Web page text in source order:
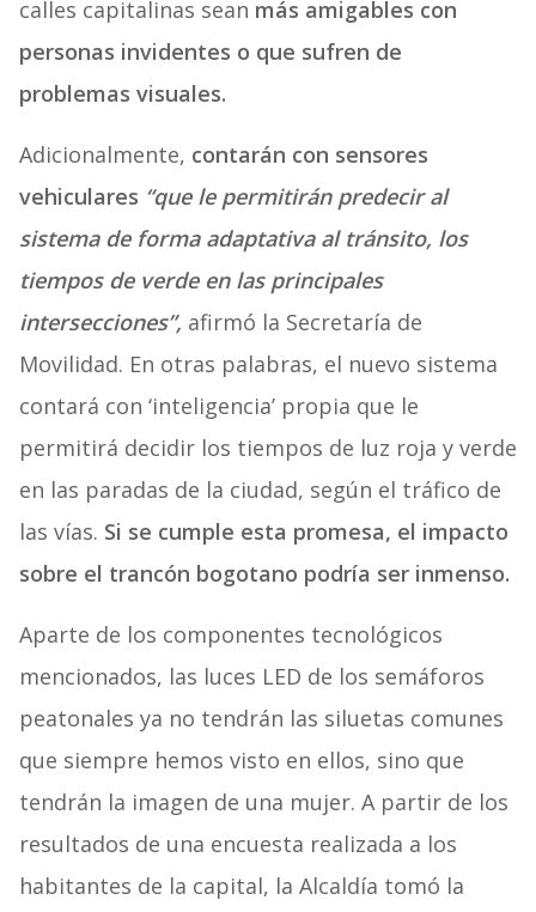
calles capitalinas sean más amigables con
personas invidentes o que sufren de
problemas visuales.
Adicionalmente, contarán con sensores
vehiculares “que le permitirán predecir al
sistema de forma adaptativa al tránsito, los
tiempos de verde en las principales
intersecciones”, afirmó la Secretaría de
Movilidad. En otras palabras, el nuevo sistema
contará con ‘inteligencia’ propia que le
permitirá decidir los tiempos de luz roja y verde
en las paradas de la ciudad, según el tráfico de
las vías. Si se cumple esta promesa, el impacto
sobre el trancón bogotano podría ser inmenso.
Aparte de los componentes tecnológicos
mencionados, las luces LED de los semáforos
peatonales ya no tendrán las siluetas comunes
que siempre hemos visto en ellos, sino que
tendrán la imagen de una mujer. A partir de los
resultados de una encuesta realizada a los
habitantes de la capital, la Alcaldía tomó la